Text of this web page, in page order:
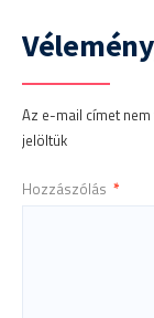
Az e-mail címet
jelöltük
Hozzászólás *